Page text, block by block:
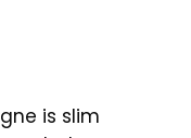
is slim